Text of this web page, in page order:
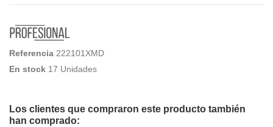
Referencia 222101XMD
En stock 17 Unidades
Los clientes que compraron este producto también
han comprado: